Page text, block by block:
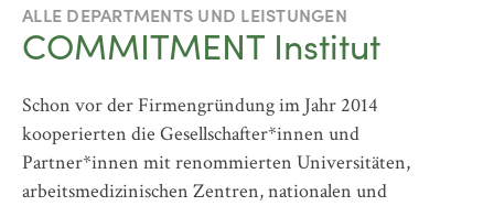
ALLE DEPARTMENTS UND LEISTUNGEN
COMMITMENT Institut
Schon vor der Firmengründung im Jahr 2014
kooperierten die Gesellschafter*innen und
Partner*innen mit renommierten Universitäten,
arbeitsmedizinischen Zentren, nationalen und